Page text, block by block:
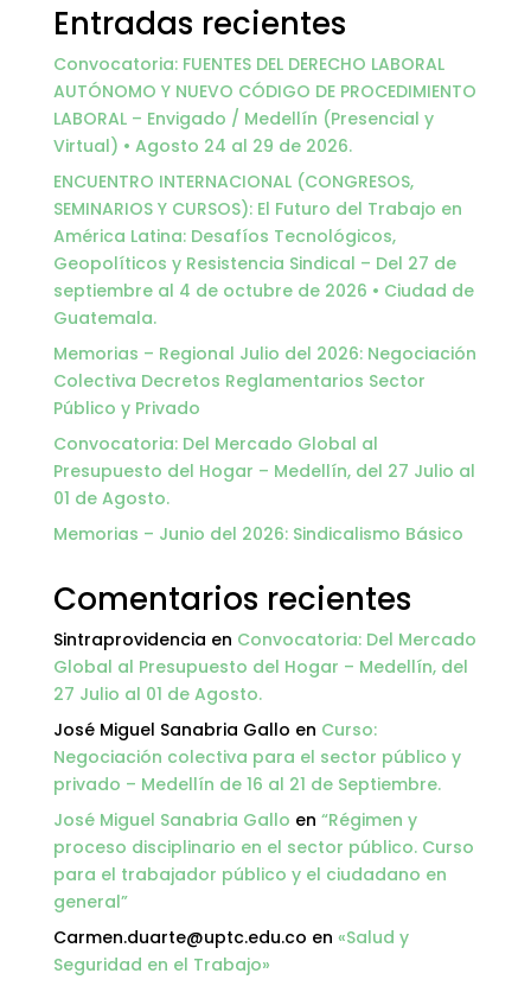
Entradas recientes
Convocatoria: FUENTES DEL DERECHO LABORAL
AUTÓNOMO Y NUEVO CÓDIGO DE PROCEDIMIENTO
LABORAL – Envigado / Medellín (Presencial y
Virtual) • Agosto 24 al 29 de 2026.
ENCUENTRO INTERNACIONAL (CONGRESOS,
SEMINARIOS Y CURSOS): El Futuro del Trabajo en
América Latina: Desafíos Tecnológicos,
Geopolíticos y Resistencia Sindical – Del 27 de
septiembre al 4 de octubre de 2026 • Ciudad de
Guatemala.
Memorias – Regional Julio del 2026: Negociación
Colectiva Decretos Reglamentarios Sector
Público y Privado
Convocatoria: Del Mercado Global al
Presupuesto del Hogar – Medellín, del 27 Julio al
01 de Agosto.
Memorias – Junio del 2026: Sindicalismo Básico
Comentarios recientes
Sintraprovidencia en Convocatoria: Del Mercado
Global al Presupuesto del Hogar – Medellín, del
27 Julio al 01 de Agosto.
José Miguel Sanabria Gallo en Curso:
Negociación colectiva para el sector público y
privado – Medellín de 16 al 21 de Septiembre.
José Miguel Sanabria Gallo en “Régimen y
proceso disciplinario en el sector público. Curso
para el trabajador público y el ciudadano en
general”
Carmen.duarte@uptc.edu.co en «Salud y
Seguridad en el Trabajo»